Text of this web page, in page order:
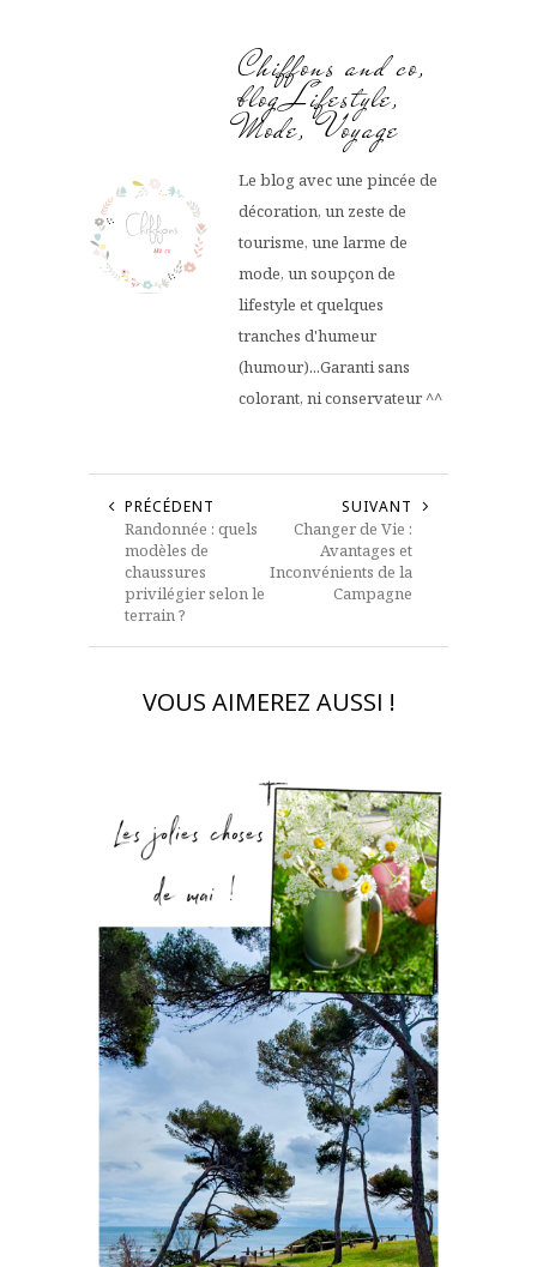
Chiffons and co,
blog Lifestyle,
Mode, Voyage
Le blog avec une pincée de
décoration, un zeste de
tourisme, une larme de
mode, un soupçon de
lifestyle et quelques
tranches d'humeur
(humour)...Garanti sans
colorant, ni conservateur ^^
PRÉCÉDENT
Randonnée : quels
modèles de
chaussures
privilégier selon le
terrain ?
SUIVANT
Changer de Vie :
Avantages et
Inconvénients de la
Campagne
VOUS AIMEREZ AUSSI !